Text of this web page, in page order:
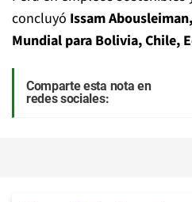
concluyó Issam
Mundial para Bolivia, Chile,
Comparte esta nota en
redes sociales: